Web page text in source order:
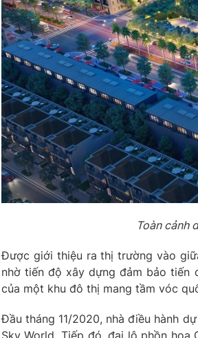
Toàn cảnh
Được giới thiệu ra thị trường vào
nhờ tiến độ xây dựng đảm bảo tiến
của một khu đô thị mang tầm vóc
Đầu tháng 11/2020, nhà điều hành
Sky World. Tiếp đó, đại lộ phồn